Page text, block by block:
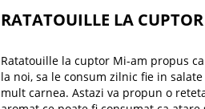
RATATOUILLE LA CUPTOR
Ratatouille la cuptor Mi-am propus
la noi, sa le consum zilnic fie in
mult carnea. Astazi va propun o